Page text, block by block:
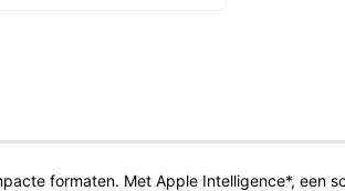
formaten. Met Apple Intelligence*, een